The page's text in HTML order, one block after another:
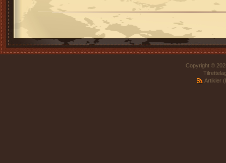
Copyright ©
Artikler